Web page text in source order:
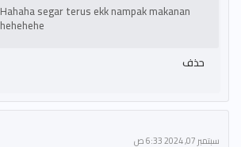
Hahaha segar terus ekk nampak makanan
hehehehe
حذف
سبتمبر 07, 2024 6:33 ص